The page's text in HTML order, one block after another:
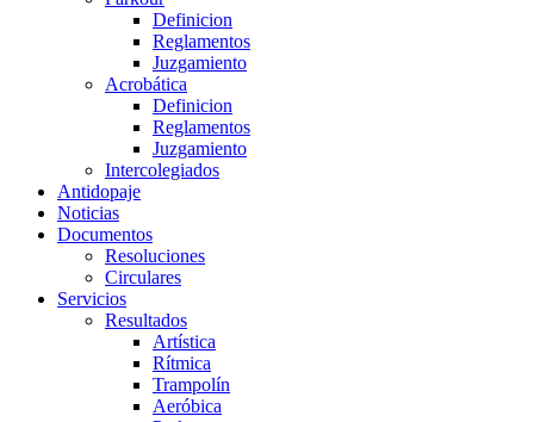
Definicion
Reglamentos
Juzgamiento
Acrobática
Definicion
Reglamentos
Juzgamiento
Intercolegiados
Antidopaje
Noticias
Documentos
Resoluciones
Circulares
Servicios
Resultados
Artística
Rítmica
Trampolín
Aeróbica